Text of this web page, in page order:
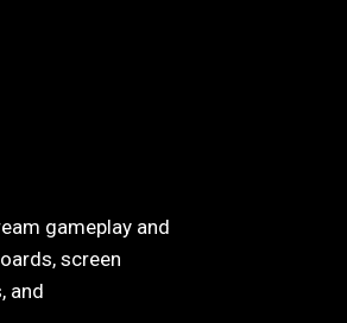
gameplay and
screen
and